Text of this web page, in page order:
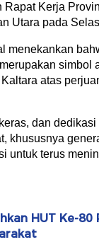
Kerja
Utara pada
menekankan
simbol
atas
dan
khususnya
untuk terus
HUT Ke-